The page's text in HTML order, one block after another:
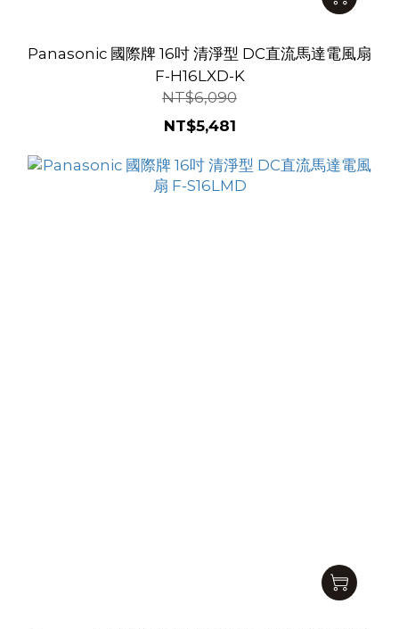
Panasonic 國際牌 16吋 清淨型 DC直流馬達電風扇
F-H16LXD-K
NT$6,090
NT$5,481